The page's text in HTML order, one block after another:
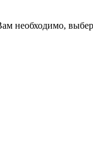
необходимо,